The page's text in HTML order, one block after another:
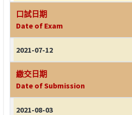
口試日期
Date of Exam
2021-07-12
繳交日期
Date of Submission
2021-08-03